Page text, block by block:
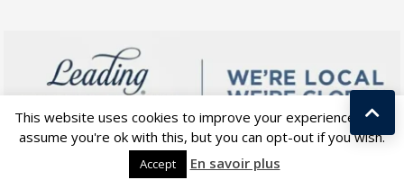
This website uses cookies to improve your experience. We'll
assume you're ok with this, but you can opt-out if you wish.
Accept En savoir plus
Kostas Taralas